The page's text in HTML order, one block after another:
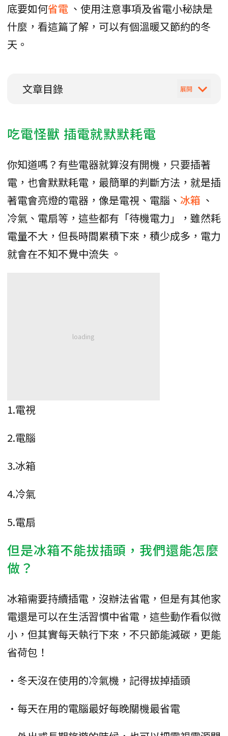
底要如何省電 、使用注意事項及省電小秘訣是
什麼，看這篇了解，可以有個溫暖又節約的冬
天。
文章目錄
吃電怪獸 插電就默默耗電
你知道嗎？有些電器就算沒有開機，只要插著
電，也會默默耗電，最簡單的判斷方法，就是插
著電會亮燈的電器，像是電視、電腦、 冰箱 、
冷氣、電扇等，這些都有「待機電力」，雖然耗
電量不大，但長時間累積下來，積少成多，電力
就會在不知不覺中流失 。
1.電視
2.電腦
3.冰箱
4.冷氣
5.電扇
但是冰箱不能拔插頭，我們還能怎麼
做？
冰箱需要持續插電，沒辦法省電，但是有其他家
電還是可以在生活習慣中省電，這些動作看似微
小，但其實每天執行下來，不只節能減碳，更能
省荷包！
•冬天沒在使用的冷氣機，記得拔掉插頭
•每天在用的電腦最好每晚關機最省電